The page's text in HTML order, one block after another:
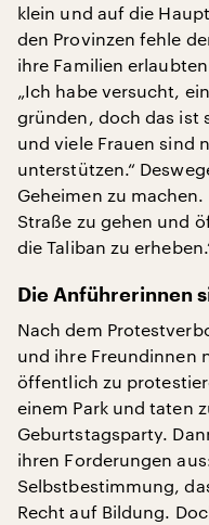
klein und auf die
den Provinzen fehle
ihre Familien
„Ich habe versucht,
gründen, doch das ist
und viele Frauen sind
unterstützen.“
Geheimen zu
Straße zu gehen und
die Taliban zu
Die Anführerinnen
Nach dem
und ihre Freundinnen
öffentlich zu
einem Park und taten
Geburtstagsparty.
ihren Forderungen
Selbstbestimmung,
Recht auf Bildung.